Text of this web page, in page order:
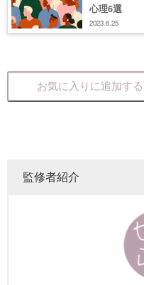
心理6選
2023.6.25
お気に入りに追加する
監修者紹介